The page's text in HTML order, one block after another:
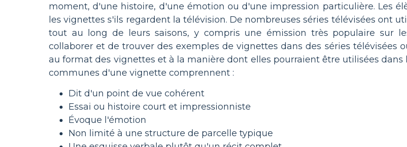
moment, d'une histoire, d'une émotion ou d'une impression particulière. Les
les vignettes s'ils regardent la télévision. De nombreuses séries télévisées ont
tout au long de leurs saisons, y compris une émission très populaire sur
collaborer et de trouver des exemples de vignettes dans des séries télévisées
au format des vignettes et à la manière dont elles pourraient être utilisées
communes d'une vignette comprennent :
Dit d'un point de vue cohérent
Essai ou histoire court et impressionniste
Évoque l'émotion
Non limité à une structure de parcelle typique